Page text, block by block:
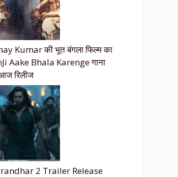
Kumar की भूत बंगला फिल्म का
Aake Bhala Karenge गाना
आज रिलीज
2 Trailer Release